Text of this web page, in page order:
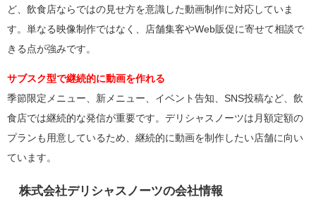
ど、飲食店ならではの見せ方を意識した動画制作に対応していま
す。単なる映像制作ではなく、店舗集客やWeb販促に寄せて相談で
きる点が強みです。
サブスク型で継続的に動画を作れる
季節限定メニュー、新メニュー、イベント告知、SNS投稿など、飲
食店では継続的な発信が重要です。デリシャスノーツは月額定額の
プランも用意しているため、継続的に動画を制作したい店舗に向い
ています。
株式会社デリシャスノーツの会社情報